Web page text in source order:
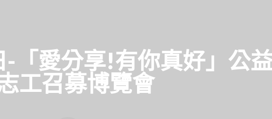
「愛分享!有你真好」公
工召募博覽會